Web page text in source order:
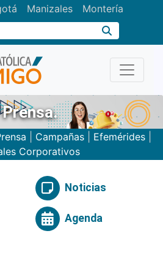
Manizales Montería
Campañas| Efemérides|
Corporativos
Noticias
Agenda